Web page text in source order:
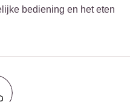
bediening en het eten